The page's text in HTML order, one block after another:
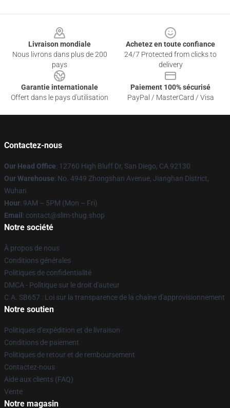
Livraison mondiale
Nous livrons dans plus de 200
pays
Achetez en toute confiance
24/7 Protected from clicks to
delivery
Garantie internationale
Offert dans le pays d'utilisation
Paiement 100% sécurisé
PayPal / MasterCard / Visa
Contactez-nous
Our Head Office: 12760 High Bluff Dr, San Diego, CA 92130
Our Warehouse: No. 4949 Zhongshan Avenue, Jianghan District,
Wuhan
Hour: 9AM – 5PM (Mon – Fri)
Email : contact@slim-thug.shop
Notre société
À propos de nous
Conditions générales
Politiques de confidentialité
DMCA - Politique sur le droit d'auteur
C.A. SB657 : Loi sur la transparence de la chaîne d'approvisionnement
Notre soutien
Politiques d'expédition et de livraison
Conditions de paiement
Politiques de retour et de remboursement
Contactez-nous
Aide aux clients (FAQ)
Vente
Notre magasin